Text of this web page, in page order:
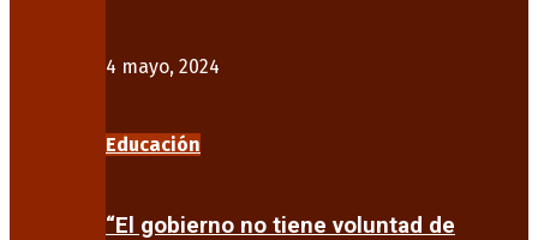
4 mayo, 2024
Educación
“El gobierno no tiene voluntad de